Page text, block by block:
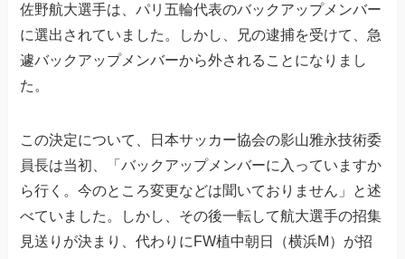
佐野航大選手は、パリ五輪代表のバックアップメンバー
に選出されていました。しかし、兄の逮捕を受けて、急
遽バックアップメンバーから外されることになりまし
た。
この決定について、日本サッカー協会の影山雅永技術委
員長は当初、「バックアップメンバーに入っていますか
ら行く。今のところ変更などは聞いておりません」と述
べていました。しかし、その後一転して航大選手の招集
見送りが決まり、代わりにFW植中朝日（横浜M）が招